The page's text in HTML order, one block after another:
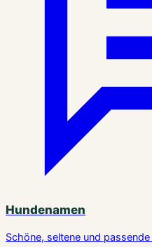
Hundenamen
Schöne, seltene und